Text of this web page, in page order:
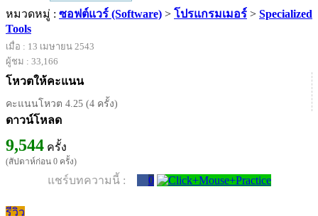
หมวดหมู่ : ซอฟต์แวร์ (Software) > โปรแกรมเมอร์ > Specialized
Tools
เมื่อ : 13 เมษายน 2543
ผู้ชม : 33,166
โหวตให้คะแนน
คะแนนโหวต 4.25 (4 ครั้ง)
ดาวน์โหลด
9,544 ครั้ง
(สัปดาห์ก่อน 0 ครั้ง)
แชร์บทความนี้ : 0
รีวิว